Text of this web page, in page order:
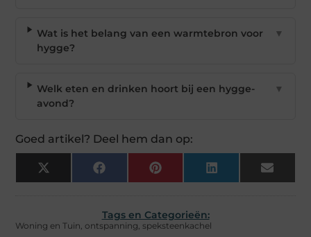
Wat is het belang van een warmtebron voor
hygge?
▼
Welk eten en drinken hoort bij een hygge-
avond?
▼
Goed artikel? Deel hem dan op:
X
(Twitter)
Facebook Pinterest LinkedIn Email
Tags en Categorieën:
Woning en Tuin, ontspanning, speksteenkachel